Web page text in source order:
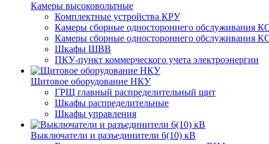
Камеры высоковольтные
Комплектные устройства КРУ
Камеры сборные одностороннего обслуживания
Камеры сборные одностороннего обслуживания
Шкафы ШВВ
ПКУ-пункт коммерческого учета электроэнергии
Щитовое оборудование НКУ
ГРЩ главный распределительный щит
Шкафы распределительные
Шкафы управления
Выключатели и разъединители 6(10) кВ